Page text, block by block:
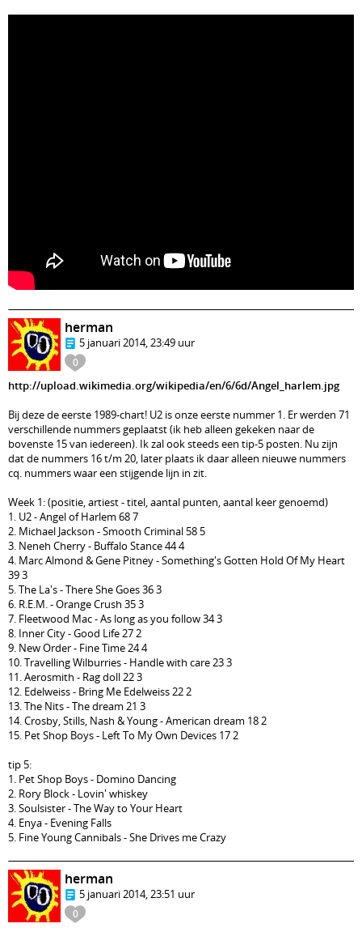
0
herman
5 januari 2014, 23:49 uur
http://upload.wikimedia.org/wikipedia/en/6/6d/Angel_harlem.jpg
Bij deze de eerste 1989-chart! U2 is onze eerste nummer 1. Er werden 71
verschillende nummers geplaatst (ik heb alleen gekeken naar de
bovenste 15 van iedereen). Ik zal ook steeds een tip-5 posten. Nu zijn
dat de nummers 16 t/m 20, later plaats ik daar alleen nieuwe nummers
cq. nummers waar een stijgende lijn in zit.
Week 1: (positie, artiest - titel, aantal punten, aantal keer genoemd)
1. U2 - Angel of Harlem 68 7
2. Michael Jackson - Smooth Criminal 58 5
3. Neneh Cherry - Buffalo Stance 44 4
4. Marc Almond & Gene Pitney - Something's Gotten Hold Of My Heart
39 3
5. The La's - There She Goes 36 3
6. R.E.M. - Orange Crush 35 3
7. Fleetwood Mac - As long as you follow 34 3
8. Inner City - Good Life 27 2
9. New Order - Fine Time 24 4
10. Travelling Wilburries - Handle with care 23 3
11. Aerosmith - Rag doll 22 3
12. Edelweiss - Bring Me Edelweiss 22 2
13. The Nits - The dream 21 3
14. Crosby, Stills, Nash & Young - American dream 18 2
15. Pet Shop Boys - Left To My Own Devices 17 2
tip 5:
1. Pet Shop Boys - Domino Dancing
2. Rory Block - Lovin' whiskey
3. Soulsister - The Way to Your Heart
4. Enya - Evening Falls
5. Fine Young Cannibals - She Drives me Crazy
0
herman
5 januari 2014, 23:51 uur